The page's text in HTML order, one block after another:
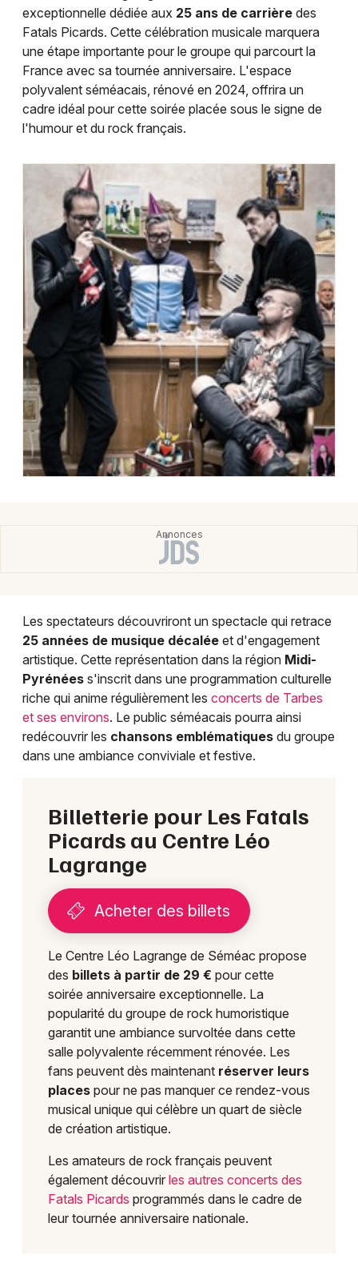
Artistes en tournée
Actus à Tarbes
Magazine à Tarbes
65 - Hautes-Pyrénées
Choisir mes départements
Mon email
Je m'abonne
exceptionnelle dédiée aux 25 ans de carrière des
Fatals Picards. Cette célébration musicale marquera
une étape importante pour le groupe qui parcourt la
France avec sa tournée anniversaire. L'espace
polyvalent séméacais, rénové en 2024, offrira un
cadre idéal pour cette soirée placée sous le signe de
l'humour et du rock français.
Les spectateurs découvriront un spectacle qui retrace
25 années de musique décalée et d'engagement
artistique. Cette représentation dans la région Midi-
Pyrénées s'inscrit dans une programmation culturelle
riche qui anime régulièrement les concerts de Tarbes
et ses environs. Le public séméacais pourra ainsi
redécouvrir les chansons emblématiques du groupe
dans une ambiance conviviale et festive.
Billetterie pour Les Fatals
Picards au Centre Léo
Lagrange
Acheter des billets
Le Centre Léo Lagrange de Séméac propose
des billets à partir de 29 € pour cette
soirée anniversaire exceptionnelle. La
popularité du groupe de rock humoristique
garantit une ambiance survoltée dans cette
salle polyvalente récemment rénovée. Les
fans peuvent dès maintenant réserver leurs
places pour ne pas manquer ce rendez-vous
musical unique qui célèbre un quart de siècle
de création artistique.
Les amateurs de rock français peuvent
également découvrir les autres concerts des
Fatals Picards programmés dans le cadre de
leur tournée anniversaire nationale.